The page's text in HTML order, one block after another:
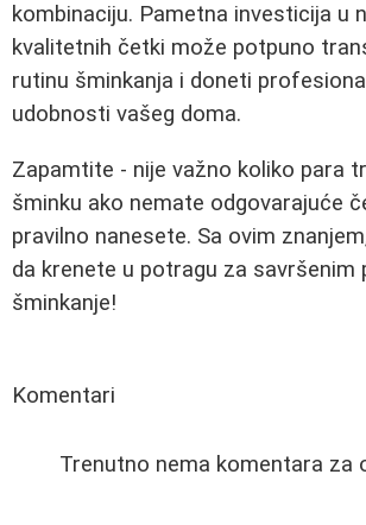
kombinaciju. Pametna investicija u
kvalitetnih četki može potpuno
rutinu šminkanja i doneti
udobnosti vašeg doma.
Zapamtite - nije važno koliko para
šminku ako nemate odgovarajuće
pravilno nanesete. Sa ovim
da krenete u potragu za savršenim
šminkanje!
Komentari
Trenutno nema komentara za